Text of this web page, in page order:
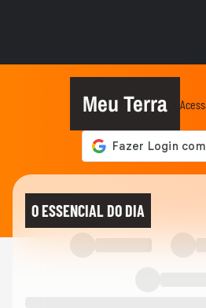
Testamos
novo MMORPG
Echoes of
de MMO
Jogamos a
Meu Terra
O ESSENCIAL DO DIA